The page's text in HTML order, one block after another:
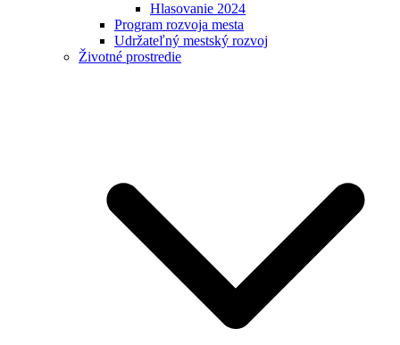
Hlasovanie 2024
Program rozvoja mesta
Udržateľný mestský rozvoj
Životné prostredie